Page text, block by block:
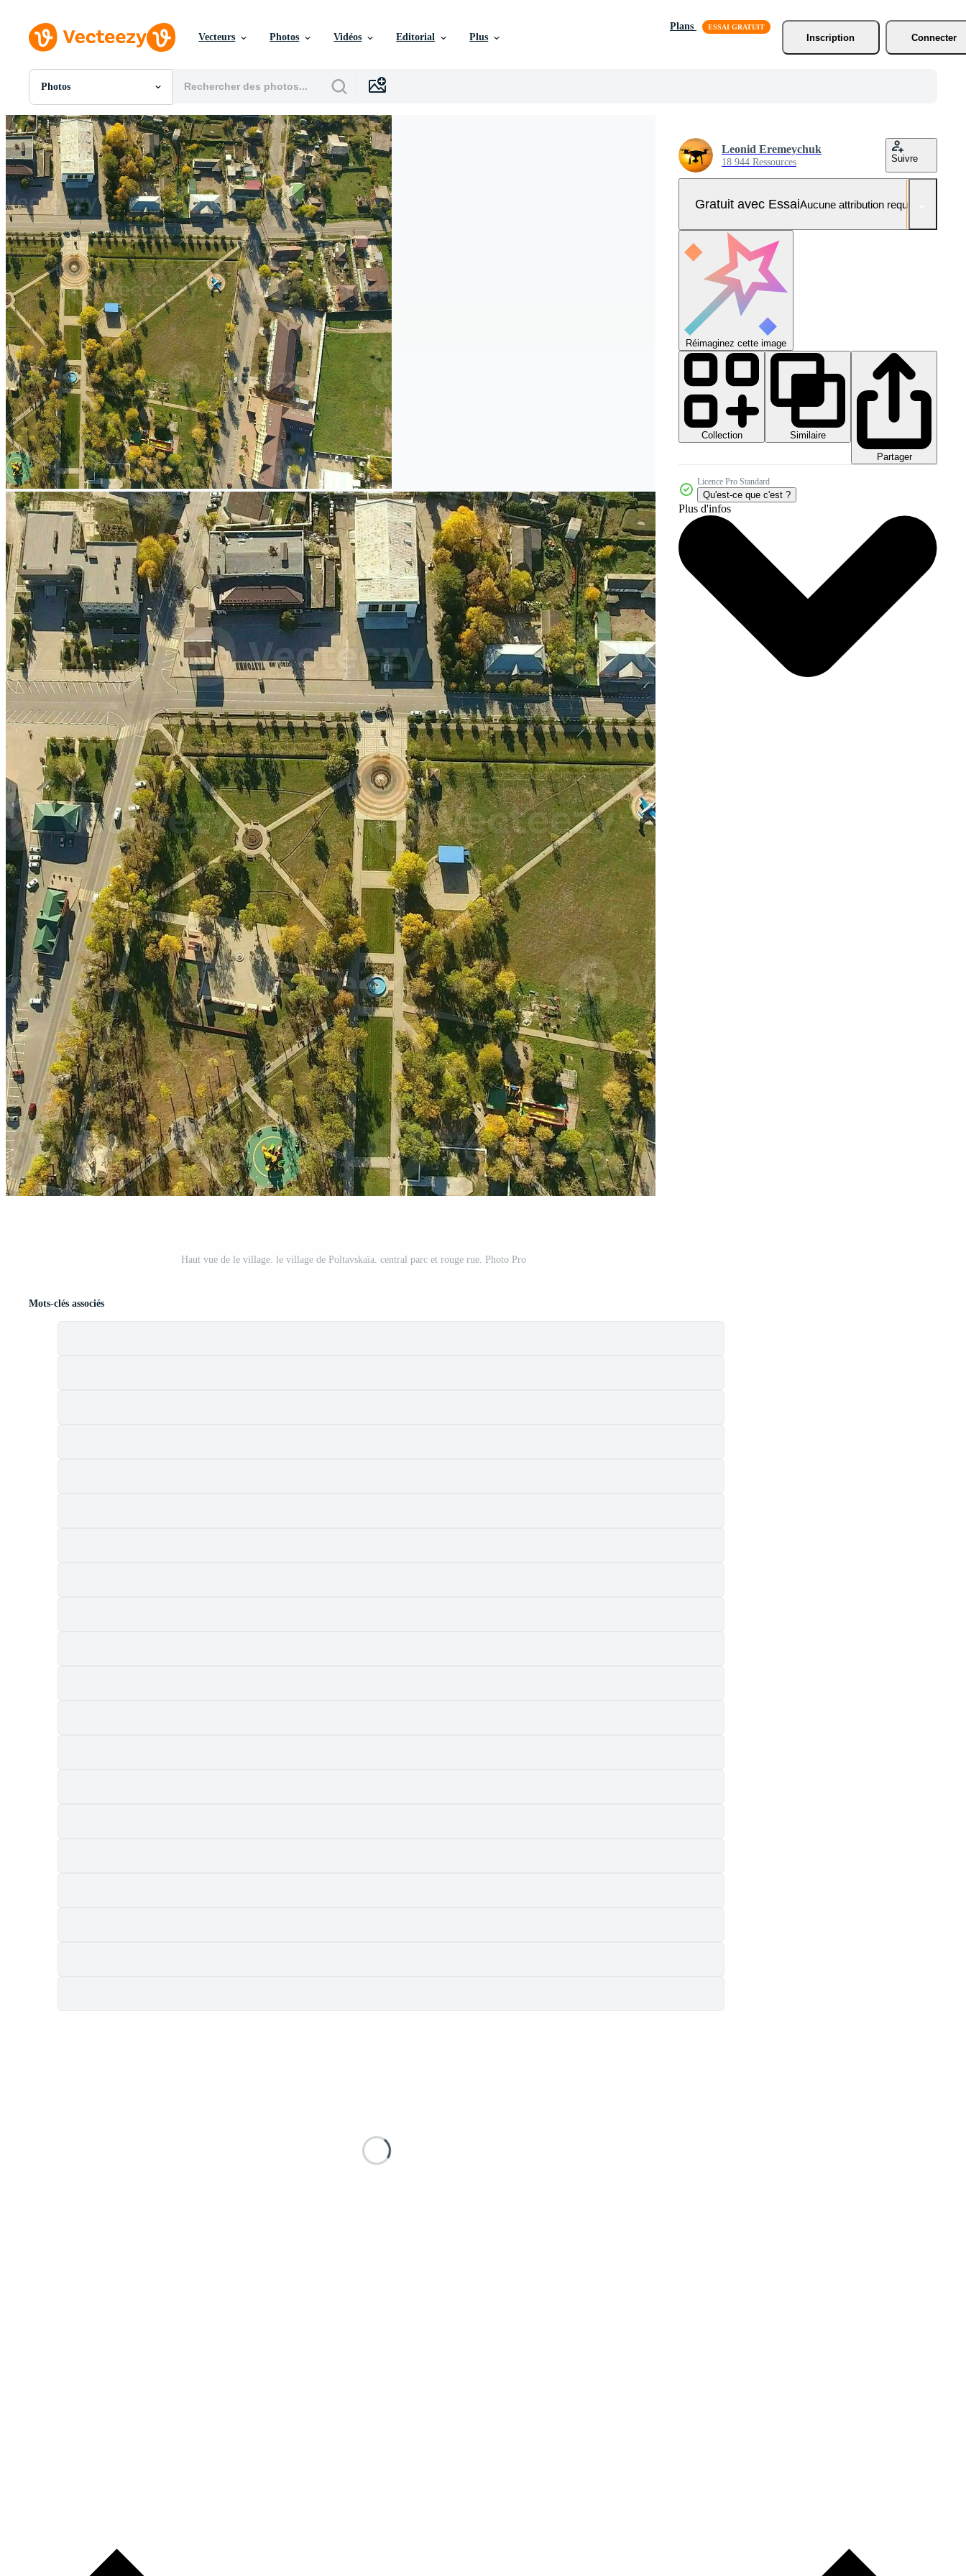
Vecteurs Photos Vidéos Editorial Plus
Plans
Inscription
Connecter
Photos
Toutes Images
Photos
PNGs
PSDs
SVGs
Modèles
Vecteurs
Vidéos
Motion graphics
Images Éditoriales
Événements Éditoriaux
Haut vue de le village. le village de Poltavskaïa. central parc et rouge rue. Photo Pro
Leonid Eremeychuk
18 944 Ressources Suivre
Gratuit avec EssaiAucune attribution requise
Réimaginez cette image
Collection
Similaire
Partager
Licence Pro Standard
Qu'est-ce que c'est ?
Plus d'infos
Mots-clés associés